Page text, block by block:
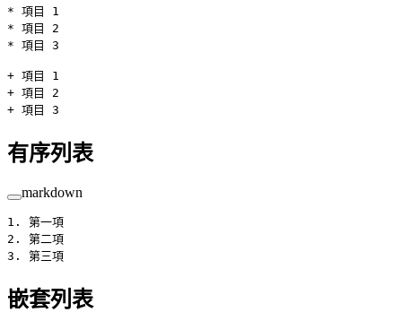
* 項目 1
* 項目 2
* 項目 3
+ 項目 1
+ 項目 2
+ 項目 3
有序列表
markdown
1.
第一項
2.
第二項
3.
第三項
嵌套列表